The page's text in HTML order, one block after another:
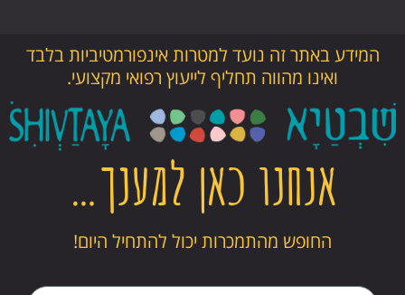
המידע באתר זה נועד למטרות אינפורמטיביות בלבד
ואינו מהווה תחליף לייעוץ רפואי מקצועי.
אנחנו כאן למענך…
החופש מהתמכרות יכול להתחיל היום!